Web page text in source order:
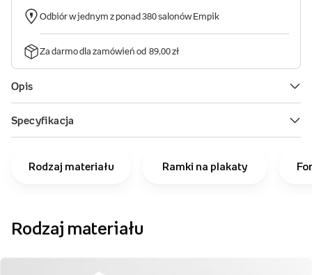
Rodzaj materiału Ramki na plakaty
Rodzaj materiału